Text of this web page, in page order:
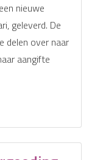
nieuwe
geleverd. De
delen over naar
aangifte